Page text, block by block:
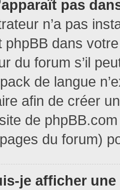
pas
n’a pas
phpBB dans
du forum s’il
de langue
afin de créer
de
du forum)
je afficher